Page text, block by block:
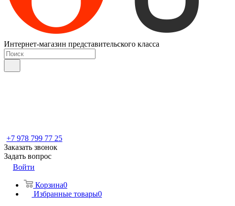
Интернет-магазин представительского класса
+7 978 799 77 25
Заказать звонок
Задать вопрос
Войти
Корзина0
Избранные товары0